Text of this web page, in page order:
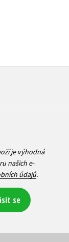
je výhodná
našich e-
údajů.
se